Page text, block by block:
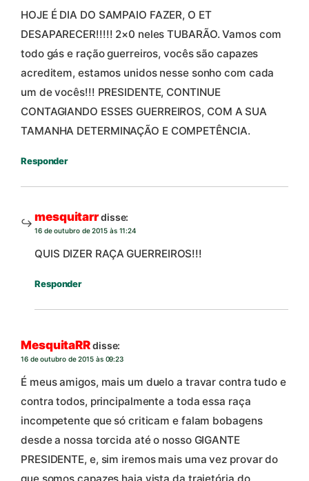
HOJE É DIA DO SAMPAIO FAZER, O ET
DESAPARECER!!!!! 2×0 neles TUBARÃO. Vamos com
todo gás e ração guerreiros, vocês são capazes
acreditem, estamos unidos nesse sonho com cada
um de vocês!!! PRESIDENTE, CONTINUE
CONTAGIANDO ESSES GUERREIROS, COM A SUA
TAMANHA DETERMINAÇÃO E COMPETÊNCIA.
Responder
mesquitarrdisse:
16 de outubro de 2015 às 11:24
QUIS DIZER RAÇA GUERREIROS!!!
Responder
MesquitaRRdisse:
16 de outubro de 2015 às 09:23
É meus amigos, mais um duelo a travar contra tudo e
contra todos, principalmente a toda essa raça
incompetente que só criticam e falam bobagens
desde a nossa torcida até o nosso GIGANTE
PRESIDENTE, e, sim iremos mais uma vez provar do